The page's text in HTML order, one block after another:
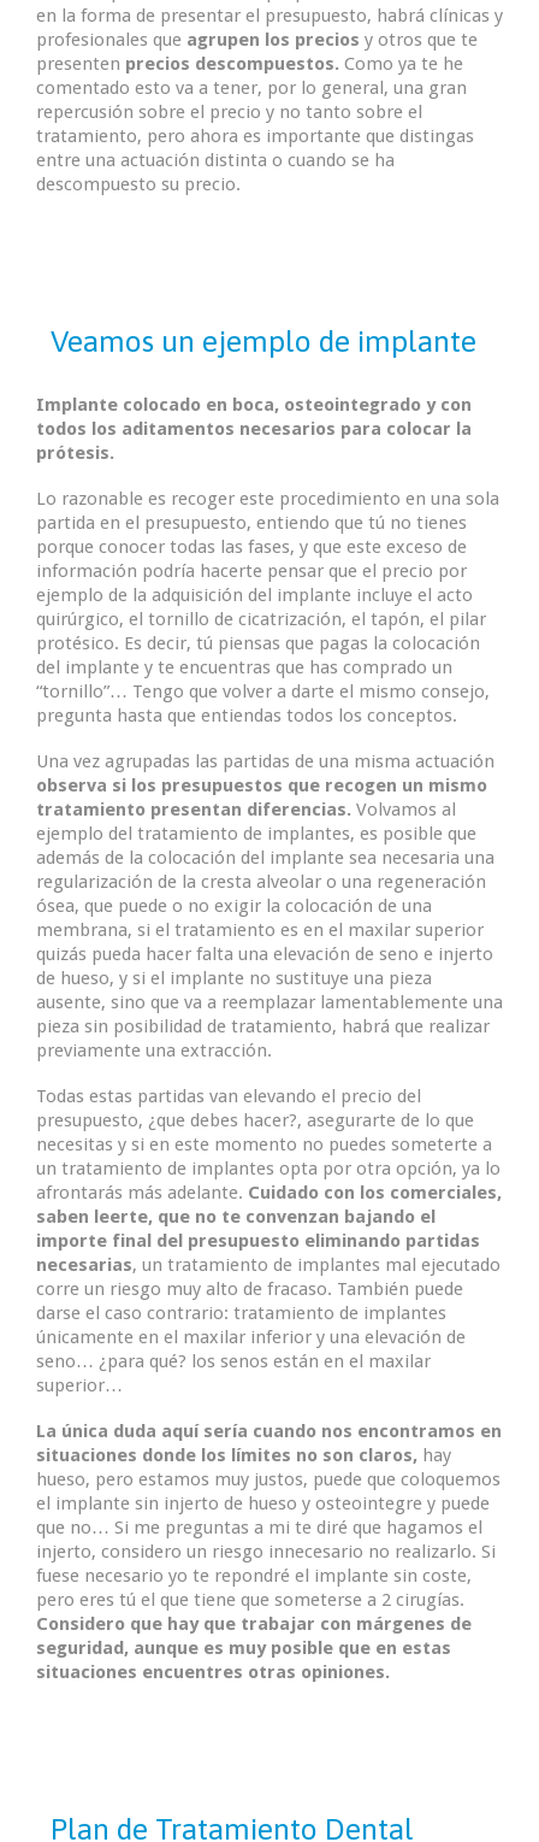
en la forma de presentar el presupuesto, habrá clínicas y
profesionales que agrupen los precios y otros que te
presenten precios descompuestos. Como ya te he
comentado esto va a tener, por lo general, una gran
repercusión sobre el precio y no tanto sobre el
tratamiento, pero ahora es importante que distingas
entre una actuación distinta o cuando se ha
descompuesto su precio.
Veamos un ejemplo de implante
Implante colocado en boca, osteointegrado y con
todos los aditamentos necesarios para colocar la
prótesis.
Lo razonable es recoger este procedimiento en una sola
partida en el presupuesto, entiendo que tú no tienes
porque conocer todas las fases, y que este exceso de
información podría hacerte pensar que el precio por
ejemplo de la adquisición del implante incluye el acto
quirúrgico, el tornillo de cicatrización, el tapón, el pilar
protésico. Es decir, tú piensas que pagas la colocación
del implante y te encuentras que has comprado un
“tornillo”… Tengo que volver a darte el mismo consejo,
pregunta hasta que entiendas todos los conceptos.
Una vez agrupadas las partidas de una misma actuación
observa si los presupuestos que recogen un mismo
tratamiento presentan diferencias. Volvamos al
ejemplo del tratamiento de implantes, es posible que
además de la colocación del implante sea necesaria una
regularización de la cresta alveolar o una regeneración
ósea, que puede o no exigir la colocación de una
membrana, si el tratamiento es en el maxilar superior
quizás pueda hacer falta una elevación de seno e injerto
de hueso, y si el implante no sustituye una pieza
ausente, sino que va a reemplazar lamentablemente una
pieza sin posibilidad de tratamiento, habrá que realizar
previamente una extracción.
Todas estas partidas van elevando el precio del
presupuesto, ¿que debes hacer?, asegurarte de lo que
necesitas y si en este momento no puedes someterte a
un tratamiento de implantes opta por otra opción, ya lo
afrontarás más adelante. Cuidado con los comerciales,
saben leerte, que no te convenzan bajando el
importe final del presupuesto eliminando partidas
necesarias, un tratamiento de implantes mal ejecutado
corre un riesgo muy alto de fracaso. También puede
darse el caso contrario: tratamiento de implantes
únicamente en el maxilar inferior y una elevación de
seno… ¿para qué? los senos están en el maxilar
superior…
La única duda aquí sería cuando nos encontramos en
situaciones donde los límites no son claros, hay
hueso, pero estamos muy justos, puede que coloquemos
el implante sin injerto de hueso y osteointegre y puede
que no… Si me preguntas a mi te diré que hagamos el
injerto, considero un riesgo innecesario no realizarlo. Si
fuese necesario yo te repondré el implante sin coste,
pero eres tú el que tiene que someterse a 2 cirugías.
Considero que hay que trabajar con márgenes de
seguridad, aunque es muy posible que en estas
situaciones encuentres otras opiniones.
Plan de Tratamiento Dental